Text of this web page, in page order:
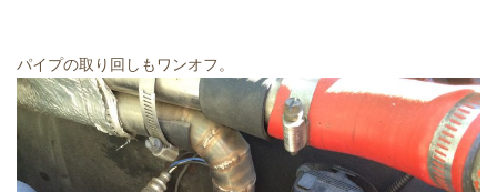
パイプの取り回しもワンオフ。